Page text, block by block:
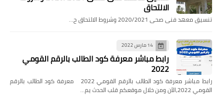
الالتحاق
تنسيق معهد فنى صحى 2020/2021 وشروط الالتحاق ح…
14 مارس 2022
رابط مباشر معرفة كود الطالب بالرقم القومي
2022
رابط مباشر معرفة كود الطالب بالرقم القومي 2022 معرفة كود الطالب بالرقم
القومي 2022،الآن ومن خلال موقعكم قلب الحدث يم…